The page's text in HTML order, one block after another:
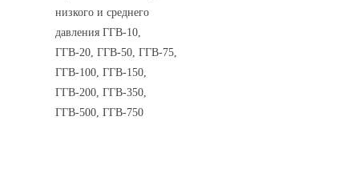
низкого и среднего
давления ГГВ-10,
ГГВ-20, ГГВ-50, ГГВ-75,
ГГВ-100, ГГВ-150,
ГГВ-200, ГГВ-350,
ГГВ-500, ГГВ-750